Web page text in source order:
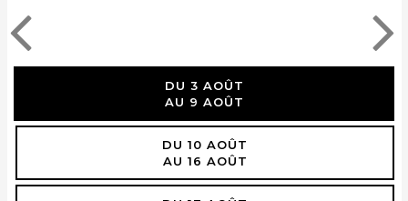
DU 3 AOÛT
AU 9 AOÛT
DU 10 AOÛT
AU 16 AOÛT